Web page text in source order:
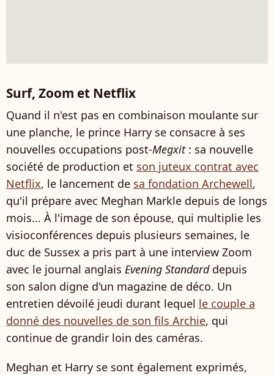
Surf, Zoom et Netflix
Quand il n'est pas en combinaison moulante sur
une planche, le prince Harry se consacre à ses
nouvelles occupations post-Megxit: sa nouvelle
société de production et son juteux contrat avec
Netflix, le lancement de sa fondation Archewell,
qu'il prépare avec Meghan Markle depuis de longs
mois... À l'image de son épouse, qui multiplie les
visioconférences depuis plusieurs semaines, le
duc de Sussex a pris part à une interview Zoom
avec le journal anglais Evening Standarddepuis
son salon digne d'un magazine de déco. Un
entretien dévoilé jeudi durant lequel le couple a
donné des nouvelles de son fils Archie, qui
continue de grandir loin des caméras.
Meghan et Harry se sont également exprimés,